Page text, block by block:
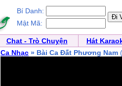
Bí Danh:
Mật Mã:
Chat - Trò Chuyện
Hát
Ca Nhạc » Bài Ca Đất Phương Nam (